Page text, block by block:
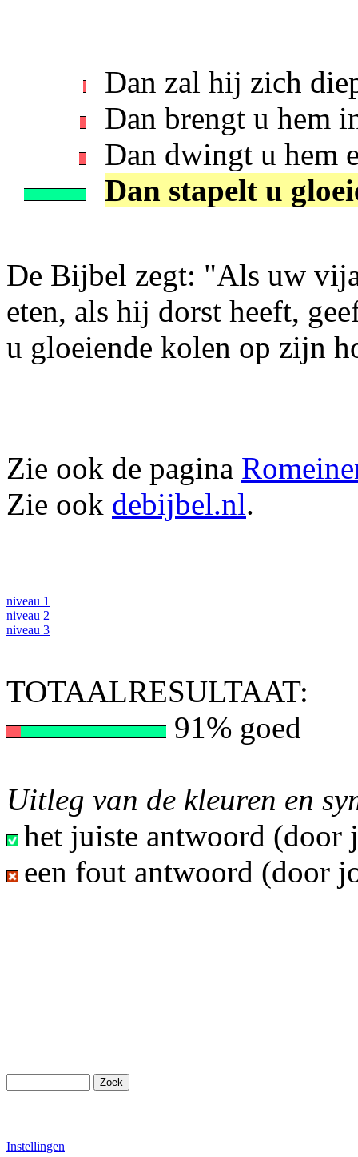
Dan zal hij zich
Dan brengt u hem
Dan dwingt u hem
Dan stapelt u
De Bijbel zegt: "Als uw
eten, als hij dorst heeft,
u gloeiende kolen op zijn
Zie ook de pagina
Zie ook debijbel.nl.
niveau 1
niveau 2
niveau 3
TOTAALRESULTAAT:
91% goed
Uitleg van de kleuren en
het juiste antwoord (door
een fout antwoord (door
Instellingen